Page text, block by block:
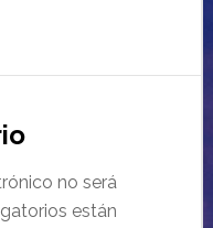
no será
están